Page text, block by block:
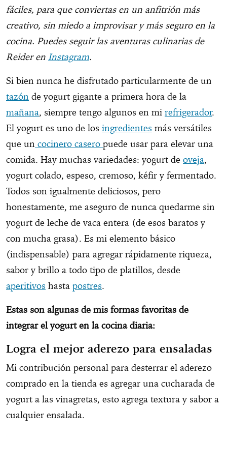
fáciles, para que conviertas en un anfitrión más
creativo, sin miedo a improvisar y más seguro en la
cocina. Puedes seguir las aventuras culinarias de
Reider en Instagram.
Si bien nunca he disfrutado particularmente de un
tazón de yogurt gigante a primera hora de la
mañana, siempre tengo algunos en mi refrigerador.
El yogurt es uno de los ingredientes más versátiles
que un cocinero casero puede usar para elevar una
comida. Hay muchas variedades: yogurt de oveja,
yogurt colado, espeso, cremoso, kéfir y fermentado.
Todos son igualmente deliciosos, pero
honestamente, me aseguro de nunca quedarme sin
yogurt de leche de vaca entera (de esos baratos y
con mucha grasa). Es mi elemento básico
(indispensable) para agregar rápidamente riqueza,
sabor y brillo a todo tipo de platillos, desde
aperitivos hasta postres.
Estas son algunas de mis formas favoritas de
integrar el yogurt en la cocina diaria:
Logra el mejor aderezo para ensaladas
Mi contribución personal para desterrar el aderezo
comprado en la tienda es agregar una cucharada de
yogurt a las vinagretas, esto agrega textura y sabor a
cualquier ensalada.